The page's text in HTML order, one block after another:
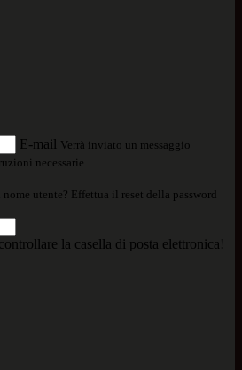
E-mail Verrà inviato un messaggio
necessarie.
utente? Effettua il reset della password
la casella di posta elettronica!